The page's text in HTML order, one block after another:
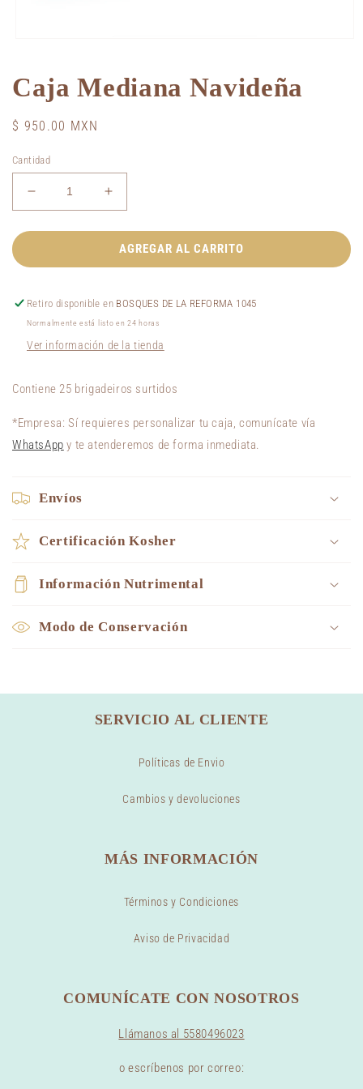
1
en
ventana
modal
Caja Mediana Navideña
Precio
$ 950.00 MXN
Cantidad
Reducir
cantidad
para
Mediana
Aumentar
cantidad
para
Caja
Mediana
AGREGAR AL CARRITO
Retiro disponible en BOSQUES DE LA REFORMA 1045
Normalmente está listo en 24 horas
Ver información de la tienda
Contiene 25 brigadeiros surtidos
*Empresa: Sí requieres personalizar tu caja, comunícate vía
WhatsApp y te atenderemos de forma inmediata.
Envíos
Certificación Kosher
Información Nutrimental
Modo de Conservación
SERVICIO AL CLIENTE
Políticas de Envio
Cambios y devoluciones
MÁS INFORMACIÓN
Términos y Condiciones
Aviso de Privacidad
COMUNÍCATE CON NOSOTROS
Llámanos al 5580496023
o escríbenos por correo: